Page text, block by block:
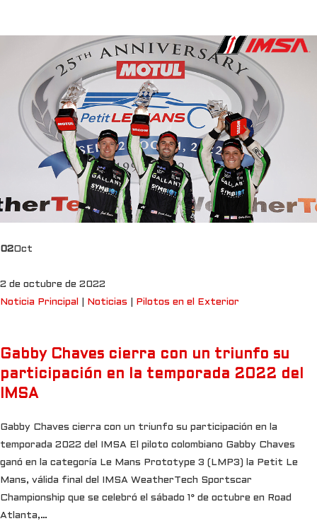
02Oct
2 de octubre de 2022
Noticia Principal
Noticias Pilotos en el Exterior
Gabby Chaves cierra con un triunfo su
participación en la temporada 2022 del
IMSA
Gabby Chaves cierra con un triunfo su participación en la
temporada 2022 del IMSA El piloto colombiano Gabby Chaves
ganó en la categoría Le Mans Prototype 3 (LMP3) la Petit Le
Mans, válida final del IMSA WeatherTech Sportscar
Championship que se celebró el sábado 1° de octubre en Road
Atlanta,…